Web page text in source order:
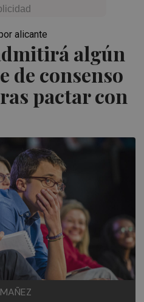
algún
de consenso
pactar con
alicante